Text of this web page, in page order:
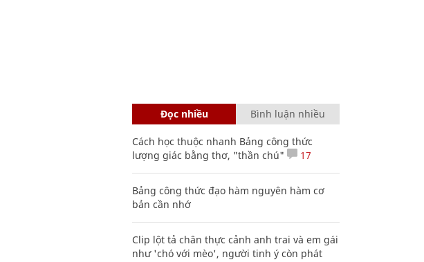
Đọc nhiều Bình luận nhiều
Cách học thuộc nhanh Bảng công thức
lượng giác bằng thơ, "thần chú"
17
Bảng công thức đạo hàm nguyên hàm cơ
bản cần nhớ
Clip lột tả chân thực cảnh anh trai và em gái
như 'chó với mèo', người tinh ý còn phát